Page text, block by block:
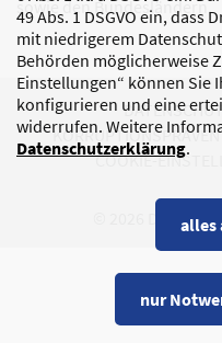
49 Abs. 1 DSGVO ein,
mit niedrigerem
Behörden möglicherweise
Einstellungen“ können
konfigurieren und eine
widerrufen. Weitere
Datenschutzerklärung.
alles
nur
sowie den Bundesländern.
COOKIE-
© 2026